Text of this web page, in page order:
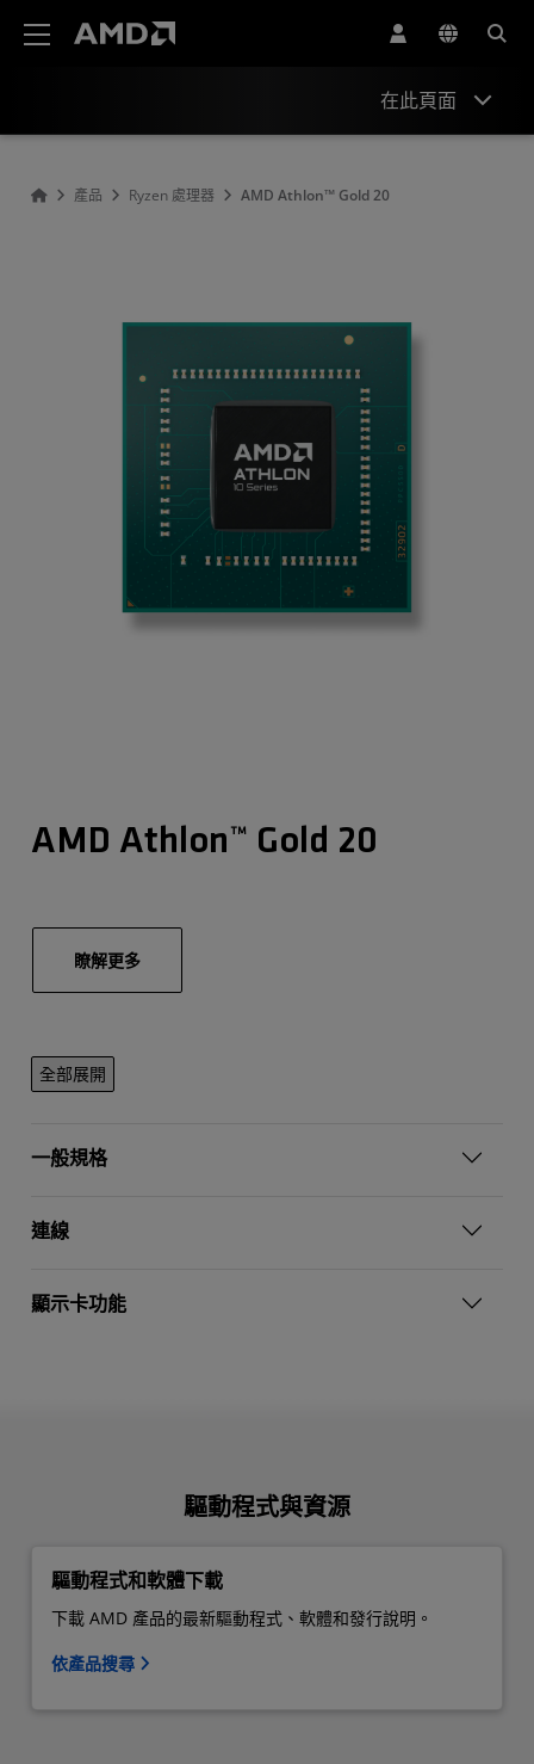
在此頁面
產品 Ryzen 處理器 AMD Athlon™ Gold 20
AMD Athlon™ Gold 20
瞭解更多
全部展開
一般規格
連線
顯示卡功能
驅動程式與資源
驅動程式和軟體下載
下載 AMD 產品的最新驅動程式、軟體和發行說明。
依產品搜尋